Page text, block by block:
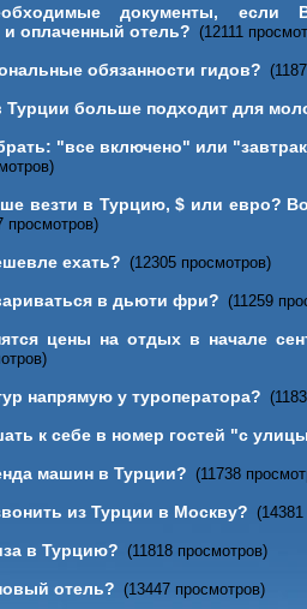
документы, если
оплаченный отель? (12111
обязанности гидов?
Турции больше подходит для
"все включено" или
везти в Турцию, $ или евро?
просмотров)
ехать? (12305 просмотров)
в дьюти фри? (11259
цены на отдых в начале
напрямую у туроператора?
к себе в номер гостей "с
машин в Турции? (11738
из Турции в Москву?
в Турцию? (11818 просмотров)
отель? (13447 просмотров)